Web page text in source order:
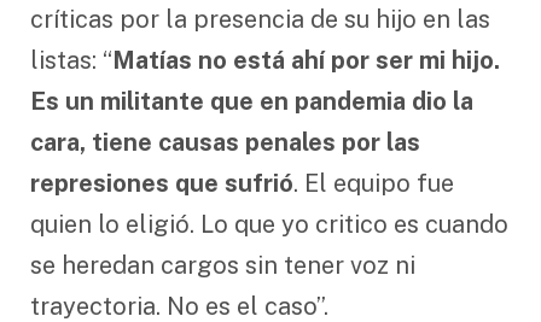
críticas por la presencia de su hijo en las
listas: “Matías no está ahí por ser mi hijo.
Es un militante que en pandemia dio la
cara, tiene causas penales por las
represiones que sufrió. El equipo fue
quien lo eligió. Lo que yo critico es cuando
se heredan cargos sin tener voz ni
trayectoria. No es el caso”.